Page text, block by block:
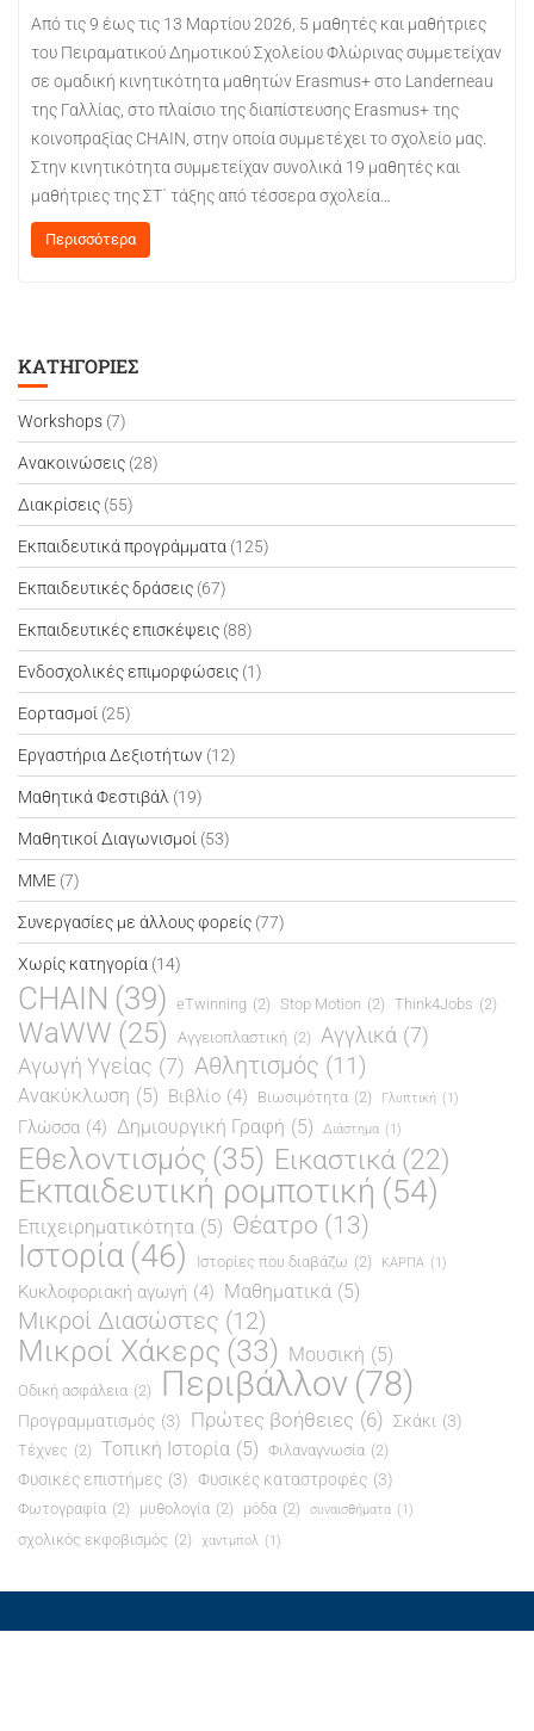
Από τις 9 έως τις 13 Μαρτίου 2026, 5 μαθητές και μαθήτριες
του Πειραματικού Δημοτικού Σχολείου Φλώρινας συμμετείχαν
σε ομαδική κινητικότητα μαθητών Erasmus+ στο Landerneau
της Γαλλίας, στο πλαίσιο της διαπίστευσης Erasmus+ της
κοινοπραξίας CHAIN, στην οποία συμμετέχει το σχολείο μας.
Στην κινητικότητα συμμετείχαν συνολικά 19 μαθητές και
μαθήτριες της ΣΤ΄ τάξης από τέσσερα σχολεία…
Περισσότερα
ΚΑΤΗΓΟΡΊΕΣ
Workshops (7)
Ανακοινώσεις (28)
Διακρίσεις (55)
Εκπαιδευτικά προγράμματα (125)
Εκπαιδευτικές δράσεις (67)
Εκπαιδευτικές επισκέψεις (88)
Ενδοσχολικές επιμορφώσεις (1)
Εορτασμοί (25)
Εργαστήρια Δεξιοτήτων (12)
Μαθητικά Φεστιβάλ (19)
Μαθητικοί Διαγωνισμοί (53)
ΜΜΕ (7)
Συνεργασίες με άλλους φορείς (77)
Χωρίς κατηγορία (14)
CHAIN (39) eTwinning (2) Stop Motion (2) Think4Jobs (2)
WaWW (25) Αγγειοπλαστική (2) Αγγλικά (7)
Αγωγή Υγείας (7) Αθλητισμός (11)
Ανακύκλωση (5) Βιβλίο (4) Βιωσιμότητα (2) Γλυπτική (1)
Γλώσσα (4) Δημιουργική Γραφή (5) Διάστημα (1)
Εθελοντισμός (35) Εικαστικά (22)
Εκπαιδευτική ρομποτική (54)
Επιχειρηματικότητα (5) Θέατρο (13)
Ιστορία (46) Ιστορίες που διαβάζω (2) ΚΑΡΠΑ (1)
Κυκλοφοριακή αγωγή (4) Μαθηματικά (5)
Μικροί Διασώστες (12)
Μικροί Χάκερς (33) Μουσική (5)
Οδική ασφάλεια (2) Περιβάλλον (78)
Προγραμματισμός (3) Πρώτες βοήθειες (6) Σκάκι (3)
Τέχνες (2) Τοπική Ιστορία (5) Φιλαναγνωσία (2)
Φυσικές επιστήμες (3) Φυσικές καταστροφές (3)
Φωτογραφία (2) μυθολογία (2) μόδα (2) συναισθήματα (1)
σχολικός εκφοβισμός (2) χαντμπολ (1)